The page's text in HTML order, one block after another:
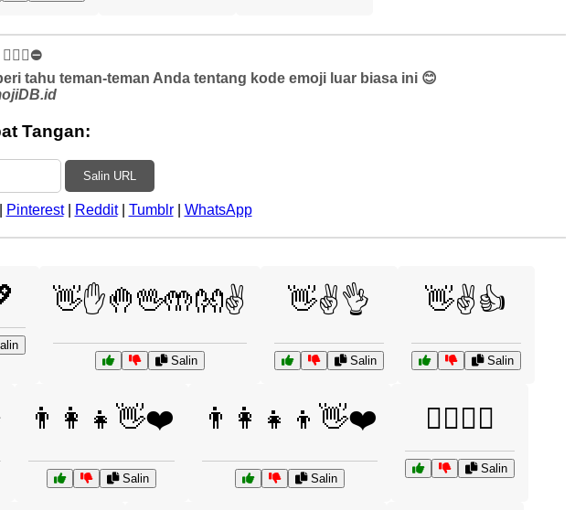
tahu teman-teman Anda tentang kode emoji luar biasa ini 😊
Tangan:
Salin URL
Pinterest| Reddit| Tumblr| WhatsApp
👋✋🤚🖖🤲👐✌️
Salin
👋✌️👌
Salin
👋✌️👍
Salin
👨‍👩‍👧👋❤️
Salin
👨‍👩‍👧‍👦👋❤️
Salin
💁‍♂️💁‍♀️
Salin